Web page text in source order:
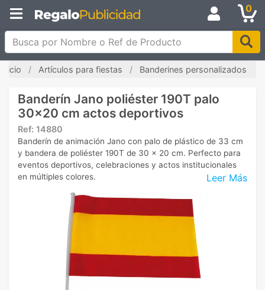
0
Busca por Nombre o Ref de Producto
Inicio Artículos para fiestas Banderines personalizados
Banderín Jano poliéster 190T palo
30x20 cm actos deportivos
Ref: 14880
Leer Más
Banderín de animación Jano con palo de plástico de 33 cm
y bandera de poliéster 190T de 30 x 20 cm. Perfecto para
eventos deportivos, celebraciones y actos institucionales
en múltiples colores.